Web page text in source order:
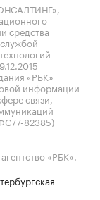
средства
«РБК»
информации
связи,
82385)
«РБК».